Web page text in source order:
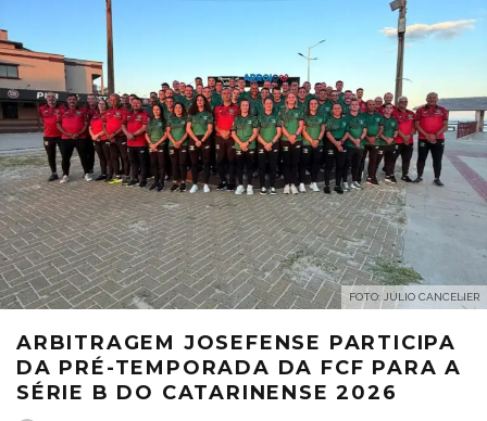
FOTO: JÚLIO CANCELIER
ARBITRAGEM JOSEFENSE PARTICIPA
DA PRÉ-TEMPORADA DA FCF PARA A
SÉRIE B DO CATARINENSE 2026